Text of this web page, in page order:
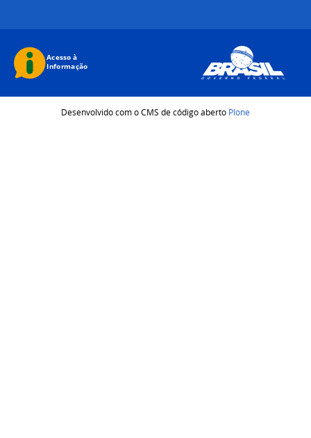
Desenvolvido com o CMS de código aberto Plone